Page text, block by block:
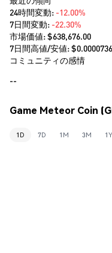
24時間変動: -12.00%
7日間変動: -22.30%
市場価値:$638,676.00
7日間高値/安値: $
コミュニティの感情
--
Game Meteor Coin
1D 7D 1M 3M 1Y